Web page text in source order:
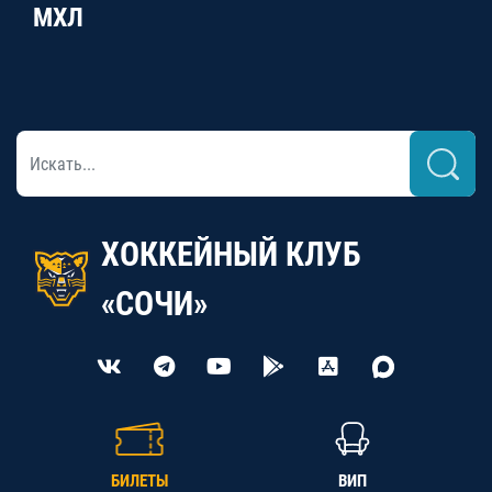
МХЛ
ХОККЕЙНЫЙ КЛУБ
«СОЧИ»
БИЛЕТЫ ВИП